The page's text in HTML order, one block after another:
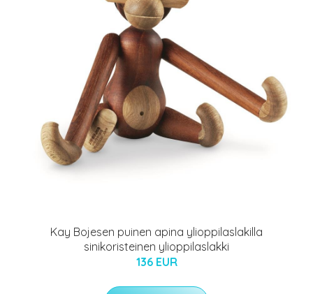
Kay Bojesen puinen apina ylioppilaslakilla
sinikoristeinen ylioppilaslakki
136 EUR